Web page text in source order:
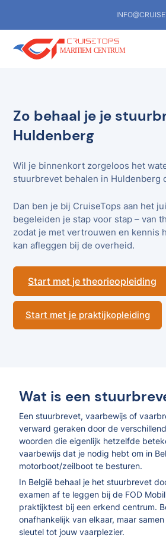
Zo behaal je je
Huldenberg
Wil je binnenkort zorgeloos het
stuurbrevet behalen in Huldenberg
Dan ben je bij CruiseTops aan het
begeleiden je stap voor stap – van
zodat je met vertrouwen en kennis
kan afleggen bij de overheid.
Start met je theorieopleiding
Start met je praktijkopleiding
Wat is een
Een stuurbrevet, vaarbewijs of
verward geraken door de
woorden die eigenlijk hetzelfde
vaarbewijs dat je nodig hebt om in
motorboot/zeilboot te besturen.
In België behaal je het stuurbrevet
examen af te leggen bij de FOD
praktijktest bij een erkend centrum.
onafhankelijk van elkaar, maar
sleutel tot jouw vaarplezier.